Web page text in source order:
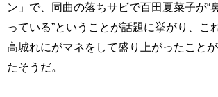
ン」で、同曲の落ちサビで百田夏菜子が“
っている”ということが話題に挙がり、こ
高城れにがマネをして盛り上がったこと
たそうだ。